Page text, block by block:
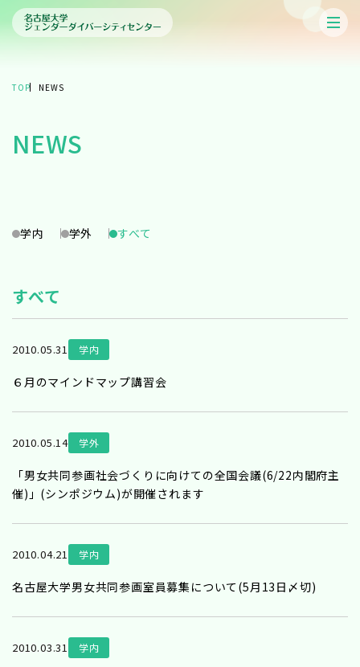
TOP NEWS
NEWS
学内 学外 すべて
すべて
2010.05.31 学内
６月のマインドマップ講習会
2010.05.14 学外
「男女共同参画社会づくりに向けての全国会議(6/22内閣府主
催)」(シンポジウム)が開催されます
2010.04.21 学内
名古屋大学男女共同参画室員募集について(5月13日〆切)
2010.03.31 学内